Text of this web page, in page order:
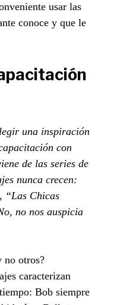
usar las
conoce y que le
una inspiración
con
de las series de
nunca crecen:
“Las Chicas
no nos auspicia
no otros?
caracterizan
Bob siempre